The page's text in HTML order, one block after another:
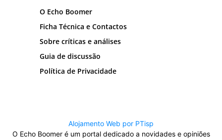
O Echo Boomer
Ficha Técnica e Contactos
Sobre críticas e análises
Guia de discussão
Política de Privacidade
Alojamento Web por PTisp
O Echo Boomer é um portal dedicado a novidades e opiniões